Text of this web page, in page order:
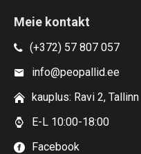
Meie kontakt
(+372) 57 807 057
info@peopallid.ee
kauplus: Ravi 2, Tallinn
E-L 10:00-18:00
Facebook